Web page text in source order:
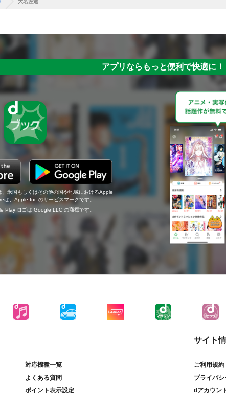
アプリならもっと便利で快適に！
米国もしくはその他の国や地域におけるApple
は、Apple Inc.のサービスマークです。
Play ロゴは Google LLC の商標です。
対応機種一覧
よくある質問
ポイント表示設定
サイト
ご利用規約
プライバ
dアカウン